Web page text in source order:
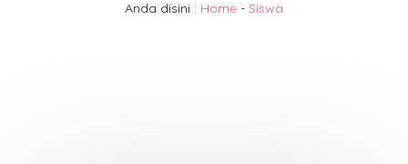
Anda disini : Home - Siswa